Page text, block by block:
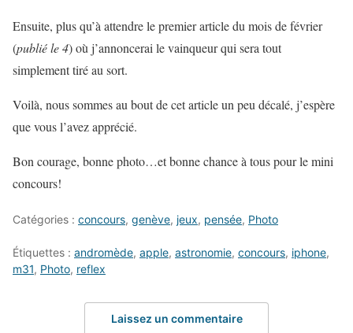
Ensuite, plus qu’à attendre le premier article du mois de février
(publié le 4) où j’annoncerai le vainqueur qui sera tout
simplement tiré au sort.
Voilà, nous sommes au bout de cet article un peu décalé, j’espère
que vous l’avez apprécié.
Bon courage, bonne photo…et bonne chance à tous pour le mini
concours!
Catégories : concours, genève, jeux, pensée, Photo
Étiquettes : andromède, apple, astronomie, concours, iphone,
m31, Photo, reflex
Laissez un commentaire